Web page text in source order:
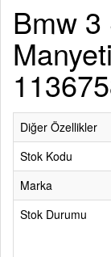
Bmw
Diğer Özellikler
Stok Kodu
Marka
Stok Durumu